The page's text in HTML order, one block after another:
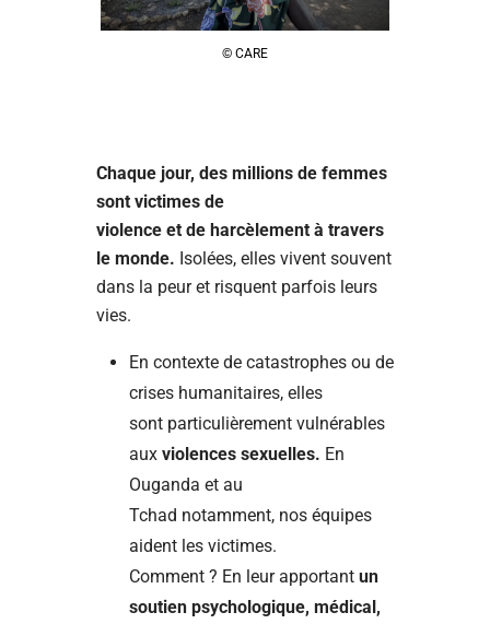
© CARE
Chaque jour, des millions de femmes
sont victimes de
violence et de harcèlement à travers
le monde. Isolées, elles vivent souvent
dans la peur et risquent parfois leurs
vies.
En contexte de catastrophes ou de
crises humanitaires, elles
sont particulièrement vulnérables
aux violences sexuelles. En
Ouganda et au
Tchad notamment, nos équipes
aident les victimes.
Comment ? En leur apportant un
soutien psychologique, médical,